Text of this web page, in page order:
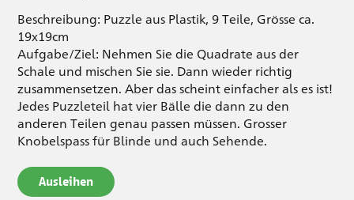
Beschreibung: Puzzle aus Plastik, 9 Teile, Grösse ca.
19x19cm
Aufgabe/Ziel: Nehmen Sie die Quadrate aus der
Schale und mischen Sie sie. Dann wieder richtig
zusammensetzen. Aber das scheint einfacher als es ist!
Jedes Puzzleteil hat vier Bälle die dann zu den
anderen Teilen genau passen müssen. Grosser
Knobelspass für Blinde und auch Sehende.
Ausleihen